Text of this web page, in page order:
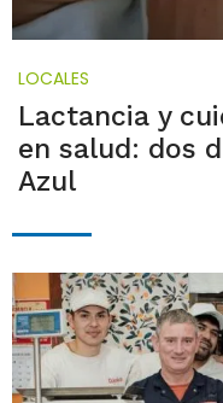
LOCALES
Lactancia y
en salud: dos
Azul